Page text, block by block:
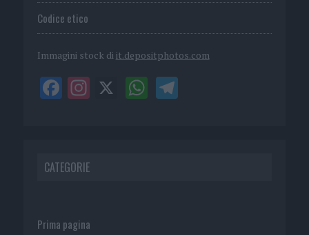
Codice etico
Immagini stock di it.depositphotos.com
CATEGORIE
Prima pagina